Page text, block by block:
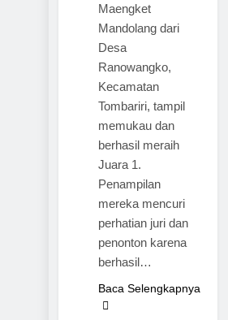
Maengket
Mandolang dari
Desa
Ranowangko,
Kecamatan
Tombariri, tampil
memukau dan
berhasil meraih
Juara 1.
Penampilan
mereka mencuri
perhatian juri dan
penonton karena
berhasil…
Baca Selengkapnya
TOMOHON
MINAHASA
NASIONAL
KRIMINAL